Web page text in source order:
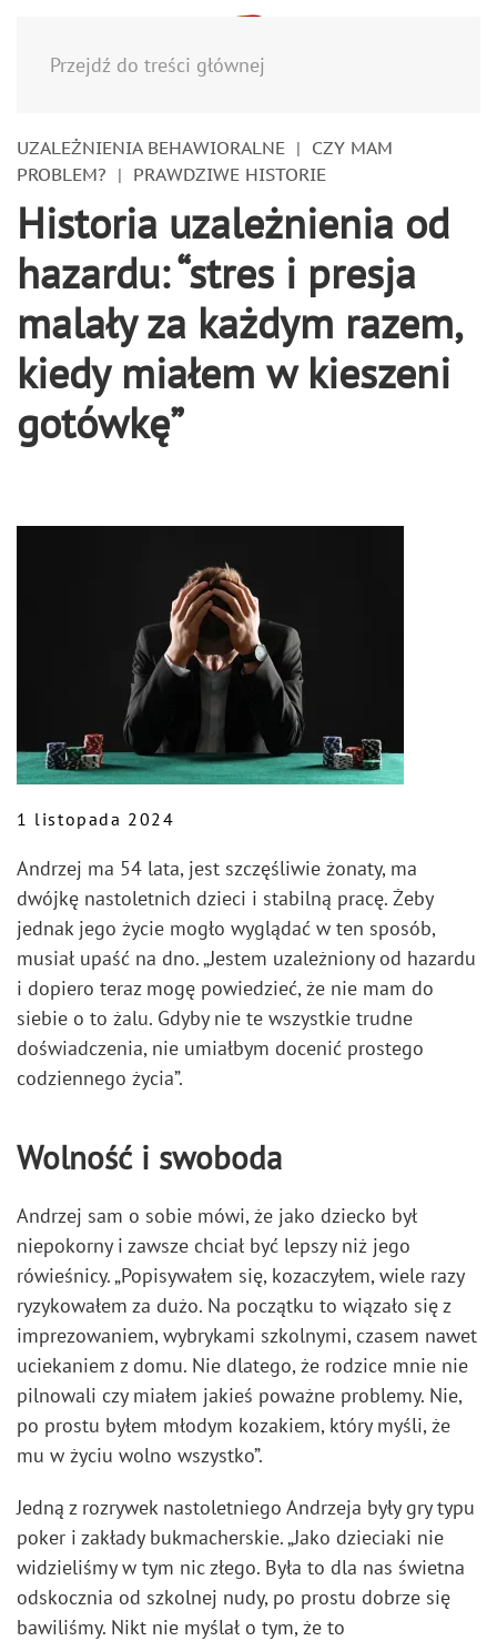
Przejdź do treści głównej
UZALEŻNIENIA BEHAWIORALNE
CZY MAM
PROBLEM?
PRAWDZIWE HISTORIE
Historia uzależnienia od
hazardu: “stres i presja
malały za każdym razem,
kiedy miałem w kieszeni
gotówkę”
1 listopada 2024
Andrzej ma 54 lata, jest szczęśliwie żonaty, ma
dwójkę nastoletnich dzieci i stabilną pracę. Żeby
jednak jego życie mogło wyglądać w ten sposób,
musiał upaść na dno. „Jestem uzależniony od hazardu
i dopiero teraz mogę powiedzieć, że nie mam do
siebie o to żalu. Gdyby nie te wszystkie trudne
doświadczenia, nie umiałbym docenić prostego
codziennego życia”.
Wolność i swoboda
Andrzej sam o sobie mówi, że jako dziecko był
niepokorny i zawsze chciał być lepszy niż jego
rówieśnicy. „Popisywałem się, kozaczyłem, wiele razy
ryzykowałem za dużo. Na początku to wiązało się z
imprezowaniem, wybrykami szkolnymi, czasem nawet
uciekaniem z domu. Nie dlatego, że rodzice mnie nie
pilnowali czy miałem jakieś poważne problemy. Nie,
po prostu byłem młodym kozakiem, który myśli, że
mu w życiu wolno wszystko”.
Jedną z rozrywek nastoletniego Andrzeja były gry typu
poker i zakłady bukmacherskie. „Jako dzieciaki nie
widzieliśmy w tym nic złego. Była to dla nas świetna
odskocznia od szkolnej nudy, po prostu dobrze się
bawiliśmy. Nikt nie myślał o tym, że to